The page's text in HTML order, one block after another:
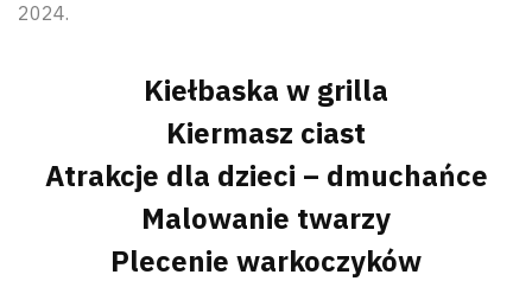
2024.
Kiełbaska w grilla
Kiermasz ciast
Atrakcje dla dzieci – dmuchańce
Malowanie twarzy
Plecenie warkoczyków